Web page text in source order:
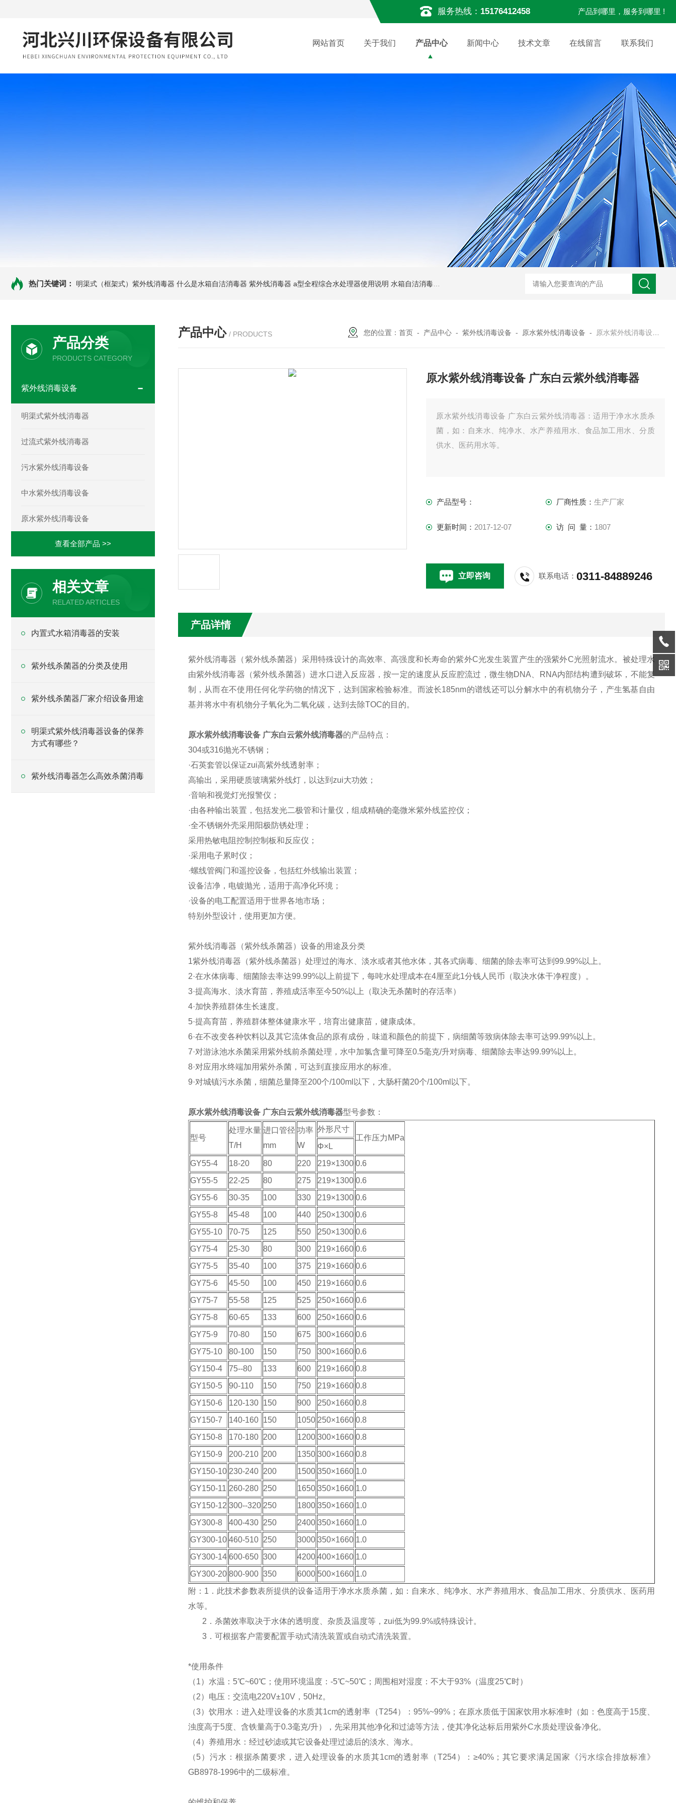
服务热线： 15176412458 产品到哪里，服务到哪里 !
网站首页 关于我们 产品中心 新闻中心 技术文章 在线留言 联系我们
热门关键词： 明渠式（框架式）紫外线消毒器 什么是水箱自洁消毒器 紫外线消毒器 a型全程综合水处理器使用说明 水箱自洁消毒器 a型全程综合水处理器应用范围 水箱自洁消毒器 a型全程综合水处理器安装
产品分类
PRODUCTS CATEGORY
紫外线消毒设备
明渠式紫外线消毒器
过流式紫外线消毒器
污水紫外线消毒设备
中水紫外线消毒设备
原水紫外线消毒设备
查看全部产品 >>
相关文章
RELATED ARTICLES
内置式水箱消毒器的安装
紫外线杀菌器的分类及使用
紫外线杀菌器厂家介绍设备用途
明渠式紫外线消毒器设备的保养
方式有哪些？
紫外线消毒器怎么高效杀菌消毒
产品中心 / PRODUCTS 您的位置：首页 - 产品中心 -紫外线消毒设备 - 原水紫外线消毒设备 - 原水紫外线消毒设备 广东白云紫外线消毒器
原水紫外线消毒设备 广东白云紫外线消毒器
原水紫外线消毒设备 广东白云紫外线消毒器：适用于净水水质杀
菌，如：自来水、纯净水、水产养殖用水、食品加工用水、分质
供水、医药用水等。
产品型号： 厂商性质： 生产厂家
更新时间： 2017-12-07 访 问 量： 1807
立即咨询 联系电话：0311-84889246
产品详情
紫外线消毒器（紫外线杀菌器）采用特殊设计的高效率、高强度和长寿命的紫外C光发生装置产生的强紫外C光照射流水。被处理水
由紫外线消毒器（紫外线杀菌器）进水口进入反应器，按一定的速度从反应腔流过，微生物DNA、RNA内部结构遭到破坏，不能复
制，从而在不使用任何化学药物的情况下，达到国家检验标准。而波长185nm的谱线还可以分解水中的有机物分子，产生氢基自由
基并将水中有机物分子氧化为二氧化碳，达到去除TOC的目的。
原水紫外线消毒设备 广东白云紫外线消毒器的产品特点：
304或316抛光不锈钢；
·石英套管以保证zui高紫外线透射率；
高输出，采用硬质玻璃紫外线灯，以达到zui大功效；
·音响和视觉灯光报警仪；
·由各种输出装置，包括发光二极管和计量仪，组成精确的毫微米紫外线监控仪；
·全不锈钢外壳采用阳极防锈处理；
采用热敏电阻控制控制板和反应仪；
·采用电子累时仪；
·螺线管阀门和遥控设备，包括红外线输出装置；
设备洁净，电镀抛光，适用于高净化环境；
·设备的电工配置适用于世界各地市场；
特别外型设计，使用更加方便。
紫外线消毒器（紫外线杀菌器）设备的用途及分类
1紫外线消毒器（紫外线杀菌器）处理过的海水、淡水或者其他水体，其各式病毒、细菌的除去率可达到99.99%以上。
2·在水体病毒、细菌除去率达99.99%以上前提下，每吨水处理成本在4厘至此1分钱人民币（取决水体干净程度）。
3·提高海水、淡水育苗，养殖成活率至今50%以上（取决无杀菌时的存活率）
4·加快养殖群体生长速度。
5·提高育苗，养殖群体整体健康水平，培育出健康苗，健康成体。
6·在不改变各种饮料以及其它流体食品的原有成份，味道和颜色的前提下，病细菌等致病体除去率可达99.99%以上。
7·对游泳池水杀菌采用紫外线前杀菌处理，水中加氯含量可降至0.5毫克/升对病毒、细菌除去率达99.99%以上。
8·对应用水终端加用紫外杀菌，可达到直接应用水的标准。
9·对城镇污水杀菌，细菌总量降至200个/100ml以下，大肠杆菌20个/100ml以下。
原水紫外线消毒设备 广东白云紫外线消毒器型号参数：
型号
处理水量
T/H
进口管径
mm
功率
W
外形尺寸
工作压力MPa
Φ×L
GY55-4
18-20 80 220 219×1300 0.6
GY55-5
22-25 80 275 219×1300 0.6
GY55-6
30-35 100 330 219×1300 0.6
GY55-8
45-48 100 440 250×1300 0.6
GY55-10
70-75 125 550 250×1300 0.6
GY75-4
25-30 80 300 219×1660 0.6
GY75-5
35-40 100 375 219×1660 0.6
GY75-6
45-50 100 450 219×1660 0.6
GY75-7
55-58 125 525 250×1660 0.6
GY75-8
60-65 133 600 250×1660 0.6
GY75-9
70-80 150 675 300×1660 0.6
GY75-10
80-100 150 750 300×1660 0.6
GY150-4
75--80 133 600 219×1660 0.8
GY150-5
90-110 150 750 219×1660 0.8
GY150-6
120-130 150 900 250×1660 0.8
GY150-7
140-160 150 1050 250×1660 0.8
GY150-8
170-180 200 1200 300×1660 0.8
GY150-9
200-210 200 1350 300×1660 0.8
GY150-10 230-240 200 1500 350×1660 1.0
GY150-11 260-280 250 1650 350×1660 1.0
GY150-12 300--320 250 1800 350×1660 1.0
GY300-8
400-430 250 2400 350×1660 1.0
GY300-10 460-510 250 3000 350×1660 1.0
GY300-14 600-650 300 4200 400×1660 1.0
GY300-20 800-900 350 6000 500×1660 1.0
附：1．此技术参数表所提供的设备适用于净水水质杀菌，如：自来水、纯净水、水产养殖用水、食品加工用水、分质供水、医药用
水等。
2．杀菌效率取决于水体的透明度、杂质及温度等，zui低为99.9%或特殊设计。
3．可根据客户需要配置手动式清洗装置或自动式清洗装置。
*使用条件
（1）水温：5℃~60℃；使用环境温度：-5℃~50℃；周围相对湿度：不大于93%（温度25℃时）
（2）电压：交流电220V±10V，50Hz。
（3）饮用水：进入处理设备的水质其1cm的透射率（T254）：95%~99%；在原水质低于国家饮用水标准时（如：色度高于15度、
浊度高于5度、含铁量高于0.3毫克/升），先采用其他净化和过滤等方法，使其净化达标后用紫外C水质处理设备净化。
（4）养殖用水：经过砂滤或其它设备处理过滤后的淡水、海水。
（5）污水：根据杀菌要求，进入处理设备的水质其1cm的透射率（T254）：≥40%；其它要求满足国家《污水综合排放标准》
GB8978-1996中的二级标准。